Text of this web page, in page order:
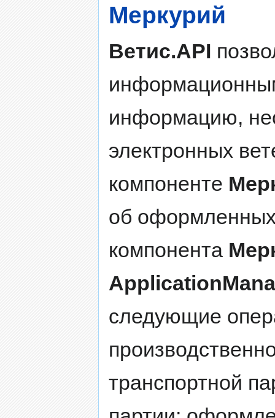
Меркурий
Ветис.API
информацию,
электронных
компоненте
об оформленных
компонента
следующие
транспортной